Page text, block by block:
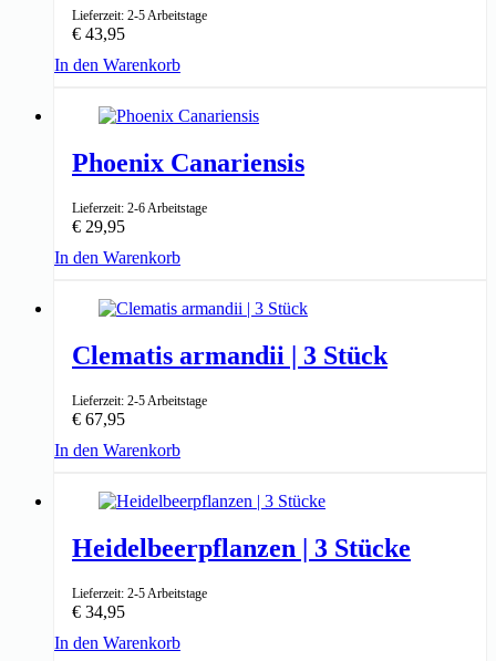
Lieferzeit: 2-5 Arbeitstage
€ 43,95
In den Warenkorb
Phoenix Canariensis
↑ 70-80cm
Lieferzeit: 2-6 Arbeitstage
€ 29,95
In den Warenkorb
Clematis armandii | 3 Stück
↑ 55-65cm
Lieferzeit: 2-5 Arbeitstage
€ 67,95
In den Warenkorb
Heidelbeerpflanzen | 3 Stücke
Lieferzeit: 2-5 Arbeitstage
€ 34,95
In den Warenkorb